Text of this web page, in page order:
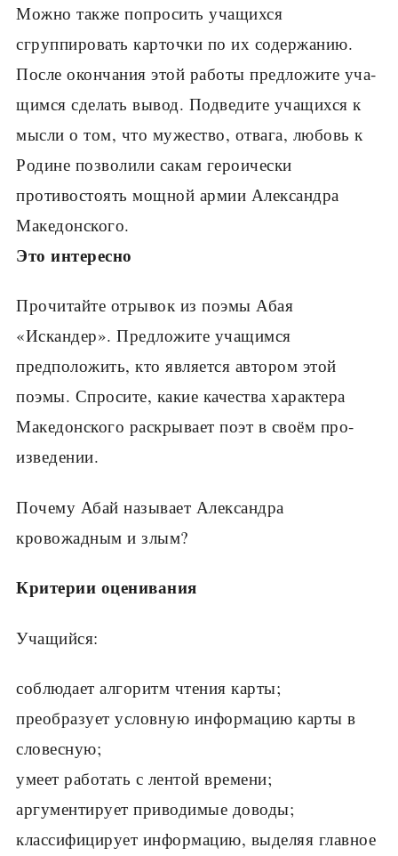
Можно также попросить учащихся
сгруппировать карточки по их содержа­нию.
После окончания этой работы предложите уча­
щимся сделать вывод. Подведите учащихся к
мысли о том, что мужество, отвага, любовь к
Родине позво­лили сакам героически
противостоять мощной ар­мии Александра
Македонского.
Это интересно
Прочитайте отрывок из поэмы Абая
«Искандер». Предложите учащимся
предположить, кто является автором этой
поэмы. Спросите, какие качества ха­рактера
Македонского раскрывает поэт в своём про­
изведении.
Почему Абай называет Александра
кровожадным и злым?
Критерии оценивания
Учащийся:
соблюдает алгоритм чтения карты;
преобразует условную информацию карты в
словесную;
умеет работать с лентой времени;
аргументирует приводимые доводы;
классифицирует информацию, выделяя глав­ное